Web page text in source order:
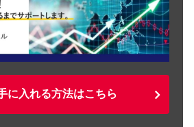
に入れる方法はこちら